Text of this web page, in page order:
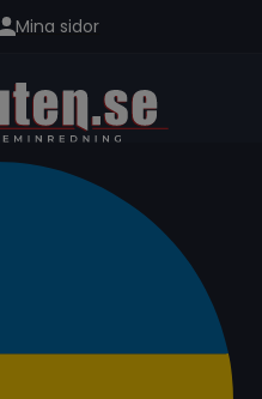
Mina sidor